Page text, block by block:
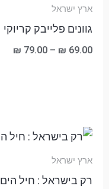
ארץ ישראל
גוונים פלייבק קריוקי
₪ 69.00
–
₪ 79.00
⁦₪ 79.00⁩
ארץ ישראל
רק בישראל : חיל הים